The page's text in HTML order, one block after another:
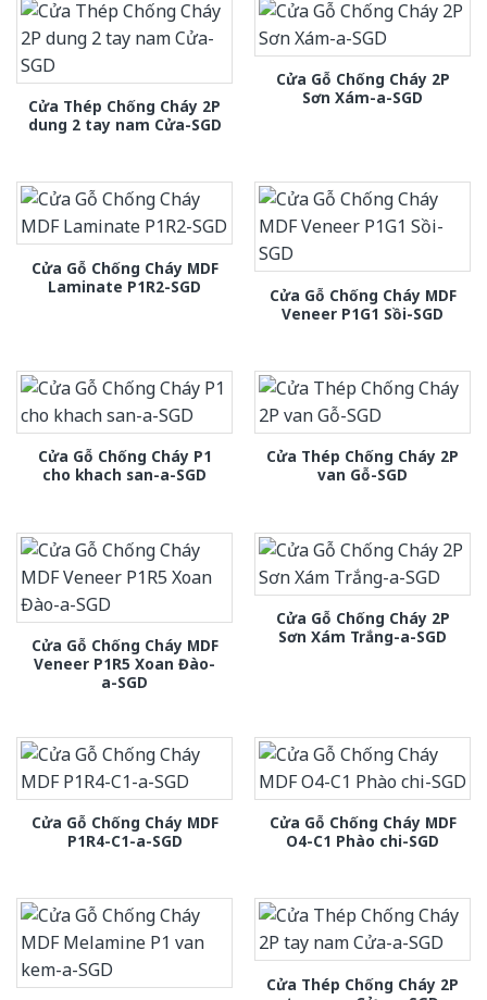
Cửa Thép Chống Cháy 2P
dung 2 tay nam Cửa-SGD
Cửa Gỗ Chống Cháy 2P
Sơn Xám-a-SGD
Cửa Gỗ Chống Cháy MDF
Laminate P1R2-SGD
Cửa Gỗ Chống Cháy MDF
Veneer P1G1 Sồi-SGD
Cửa Gỗ Chống Cháy P1
cho khach san-a-SGD
Cửa Thép Chống Cháy 2P
van Gỗ-SGD
Cửa Gỗ Chống Cháy MDF
Veneer P1R5 Xoan Đào-
a-SGD
Cửa Gỗ Chống Cháy 2P
Sơn Xám Trắng-a-SGD
Cửa Gỗ Chống Cháy MDF
P1R4-C1-a-SGD
Cửa Gỗ Chống Cháy MDF
O4-C1 Phào chi-SGD
Cửa Thép Chống Cháy 2P